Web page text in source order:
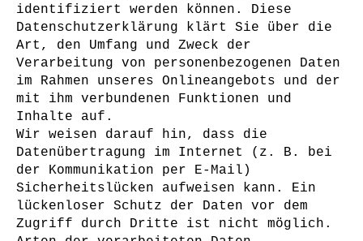
identifiziert werden können. Diese
Datenschutzerklärung klärt Sie über die
Art, den Umfang und Zweck der
Verarbeitung von personenbezogenen Daten
im Rahmen unseres Onlineangebots und der
mit ihm verbundenen Funktionen und
Inhalte
auf.
Wir weisen darauf hin, dass die
Datenübertragung im Internet (z. B. bei
der Kommunikation per E-Mail)
Sicherheitslücken aufweisen kann. Ein
lückenloser Schutz der Daten vor dem
Zugriff durch Dritte ist nicht möglich.